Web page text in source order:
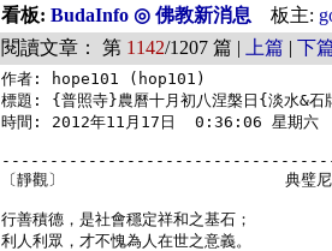
看板: BudaInfo ◎ 佛教新消息 板主:
閱讀文章： 第 1142/1207 篇 | 上篇 | 下
作者: hope101 (hop101)
標題: {普照寺}農曆十月初八涅槃日{淡水&石
時間: 2012年11月17日  0:36:06 星期六
〔靜觀〕                       典璧尼
行善積德，是社會穩定祥和之基石；
利人利眾，才不愧為人在世之意義。